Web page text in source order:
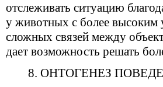
отслеживать ситуацию
у животных с более высоким
сложных связей между
дает возможность решать
8. ОНТОГЕНЕЗ